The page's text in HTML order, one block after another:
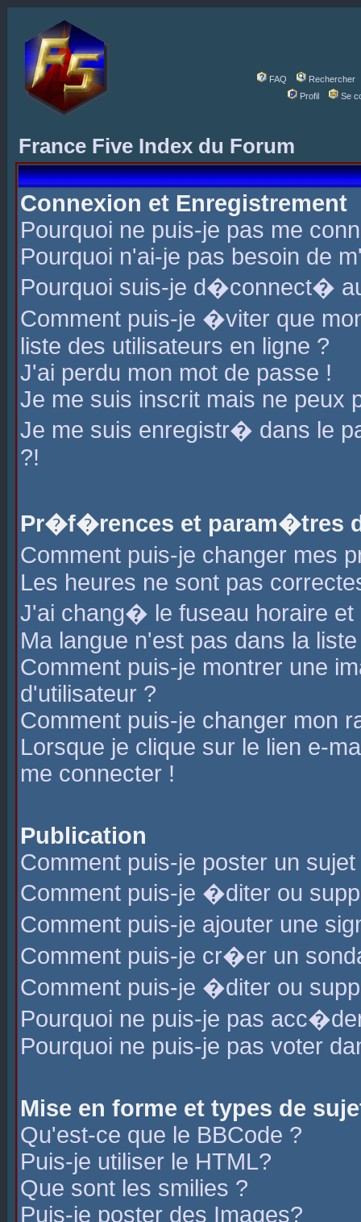
FAQ
Rechercher
Profil
Se
France Five Index du Forum
Connexion et Enregistrement
Pourquoi ne puis-je pas me
Pourquoi n'ai-je pas besoin de
Pourquoi suis-je d�connect�
Comment puis-je �viter que
liste des utilisateurs en ligne ?
J'ai perdu mon mot de passe !
Je me suis inscrit mais ne peux
Je me suis enregistr� dans le
?!
Pr�f�rences et param�tres
Comment puis-je changer mes
Les heures ne sont pas
J'ai chang� le fuseau horaire
Ma langue n'est pas dans la
Comment puis-je montrer une
d'utilisateur ?
Comment puis-je changer mon
Lorsque je clique sur le lien e-
me connecter !
Publication
Comment puis-je poster un
Comment puis-je �diter ou
Comment puis-je ajouter une
Comment puis-je cr�er un
Comment puis-je �diter ou
Pourquoi ne puis-je pas
Pourquoi ne puis-je pas voter
Mise en forme et types de
Qu'est-ce que le BBCode ?
Puis-je utiliser le HTML?
Que sont les smilies ?
Puis-je poster des Images?